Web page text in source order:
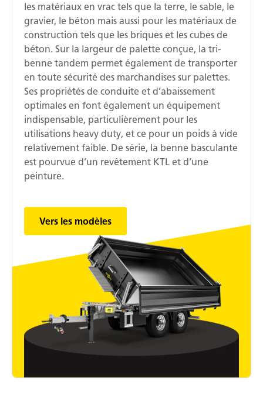
les matériaux en vrac tels que la terre, le sable, le
gravier, le béton mais aussi pour les matériaux de
construction tels que les briques et les cubes de
béton. Sur la largeur de palette conçue, la tri-
benne tandem permet également de transporter
en toute sécurité des marchandises sur palettes.
Ses propriétés de conduite et d’abaissement
optimales en font également un équipement
indispensable, particulièrement pour les
utilisations heavy duty, et ce pour un poids à vide
relativement faible. De série, la benne basculante
est pourvue d’un revêtement KTL et d’une
peinture.
Vers les modèles